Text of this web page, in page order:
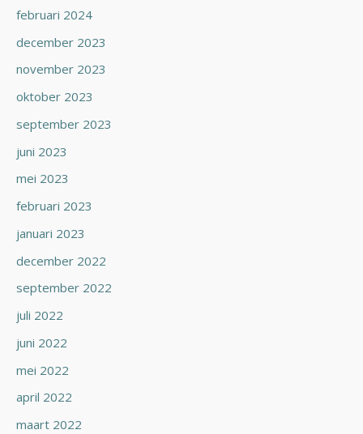
februari 2024
december 2023
november 2023
oktober 2023
september 2023
juni 2023
mei 2023
februari 2023
januari 2023
december 2022
september 2022
juli 2022
juni 2022
mei 2022
april 2022
maart 2022